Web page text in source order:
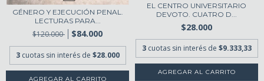
GÉNERO Y EJECUCIÓN PENAL.
LECTURAS PARA...
$120.000 $84.000
3 cuotas sin interés de $28.000
EL CENTRO UNIVERSITARIO
DEVOTO. CUATRO D...
$28.000
3 cuotas sin interés de $9.333,33